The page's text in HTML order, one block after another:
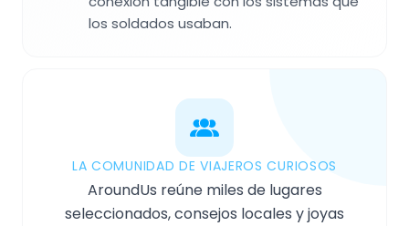
los soldados usaban.
LA COMUNIDAD DE VIAJEROS CURIOSOS
AroundUs reúne miles de lugares
seleccionados, consejos locales y joyas